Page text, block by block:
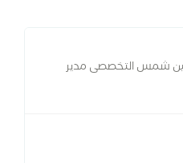
شمس التخصصى مدير